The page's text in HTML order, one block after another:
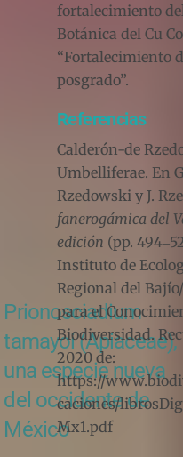
Prionosciadium
tamayoi (Apiaceae),
una especie nueva
del occidente de
México
fortalecimiento
Botánica del Cu
“Fortalecimiento
posgrado”.
Referencias
Calderón-de
Umbelliferae. En
Rzedowski y J.
fanerogámica del
edición (pp.
Instituto de
Regional del
para el
Biodiversidad.
2020 de:
https://
caciones/
Mx1.pdf